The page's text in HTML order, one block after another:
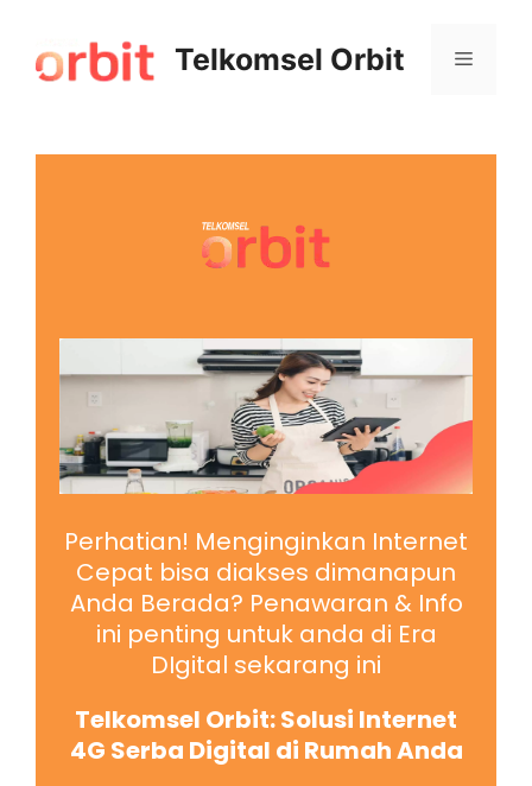
Telkomsel Orbit
Perhatian! Menginginkan Internet
Cepat bisa diakses dimanapun
Anda Berada? Penawaran & Info
ini penting untuk anda di Era
DIgital sekarang ini
Telkomsel Orbit: Solusi Internet
4G Serba Digital di Rumah Anda